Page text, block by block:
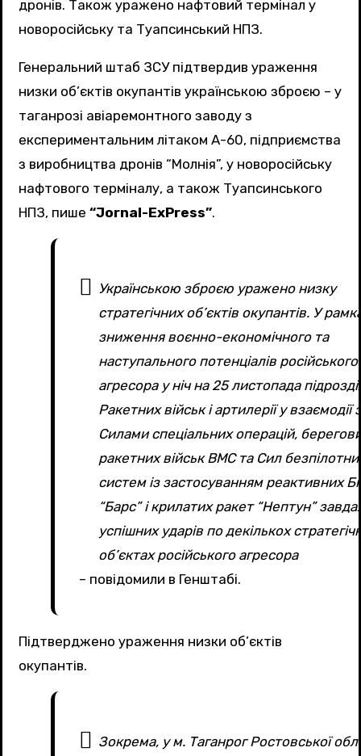
дронів. Також уражено нафтовий термінал у
новоросійську та Туапсинський НПЗ.
Генеральний штаб ЗСУ підтвердив ураження
низки об’єктів окупантів українською зброєю – у
таганрозі авіаремонтного заводу з
експериментальним літаком А-60, підприємства
з виробництва дронів “Молнія”, у новоросійську
нафтового терміналу, а також Туапсинського
НПЗ, пише “Jornal-ExPress”.
Українською зброєю уражено низку
стратегічних об’єктів окупантів. У
зниження воєнно-економічного та
наступального потенціалів російського
агресора у ніч на 25 листопада
Ракетних військ і артилерії у взаємодії
Силами спеціальних операцій,
ракетних військ ВМС та Сил
систем із застосуванням реактивних
“Барс” і крилатих ракет “Нептун”
успішних ударів по декількох
об’єктах російського агресора
– повідомили в Генштабі.
Підтверджено ураження низки об’єктів
окупантів.
Зокрема, у м. Таганрог Ростовської